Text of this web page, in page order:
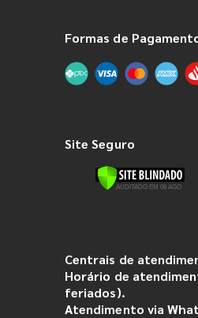
Formas de
Site Seguro
Centrais de
Horário de
feriados).
Atendimento via